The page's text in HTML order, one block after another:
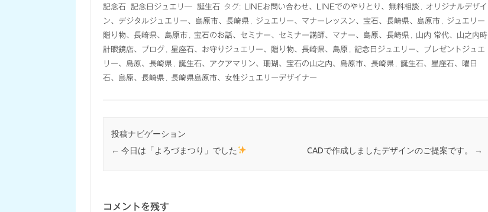
記念石
記念日ジュエリ― 誕生石 タグ: LINEお問い合わせ、LINEでのやりとり、無料相談
オリジナルデザイ
ン、デジタルジュエリー、島原市、長崎県
ジュエリー、マナーレッスン、宝石、長崎県、島原市
ジュエリー
贈り物、長崎県、島原市
宝石のお話、セミナー、セミナー講師、マナー、島原、長崎県
山内 常代、山之内時
計眼鏡店、ブログ
星座石、お守りジュエリー、贈り物、長崎県、島原
記念日ジュエリー、プレゼントジュエ
リー、島原、長崎県
誕生石、アクアマリン、珊瑚、宝石の山之内、島原市、長崎県
誕生石、星座石、曜日
石、島原、長崎県
長崎県島原市、女性ジュエリーデザイナー
投稿ナビゲーション
← 今日は「よろづまつり」でした CADで作成しましたデザインのご提案です。 →
コメントを残す